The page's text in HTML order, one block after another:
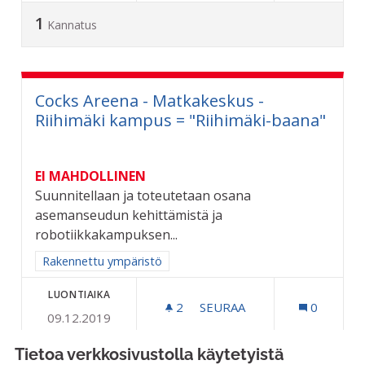
Tietoa verkkosivustolla käytetyistä
1 Kannatus
Cocks Areena - Matkakeskus -
Riihimäki kampus = "Riihimäki-baana"
EI MAHDOLLINEN
Suunnitellaan ja toteutetaan osana
asemanseudun kehittämistä ja
robotiikkakampuksen...
Rajaa tulokset aihepiirin mukaan: Rakennettu ympäristö
Rakennettu ympäristö
LUONTIAIKA
09.12.2019
2 2 SEURAAJAA
SEURAA 0
0 Kannatukset